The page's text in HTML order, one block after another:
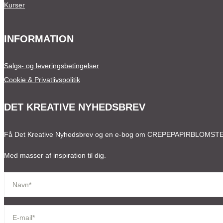
Kurser
INFORMATION
Salgs- og leveringsbetingelser
Cookie & Privatlivspolitik
DET KREATIVE NYHEDSBREV
Få Det Kreative Nyhedsbrev og en e-bog om
Med masser af inspiration til dig.